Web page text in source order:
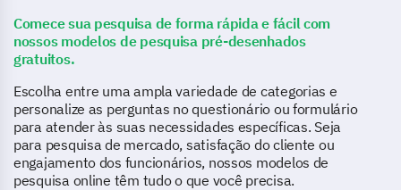
Comece sua pesquisa de forma rápida e fácil com
nossos modelos de pesquisa pré-desenhados
gratuitos.
Escolha entre uma ampla variedade de categorias e
personalize as perguntas no questionário ou formulário
para atender às suas necessidades específicas. Seja
para pesquisa de mercado, satisfação do cliente ou
engajamento dos funcionários, nossos modelos de
pesquisa online têm tudo o que você precisa.